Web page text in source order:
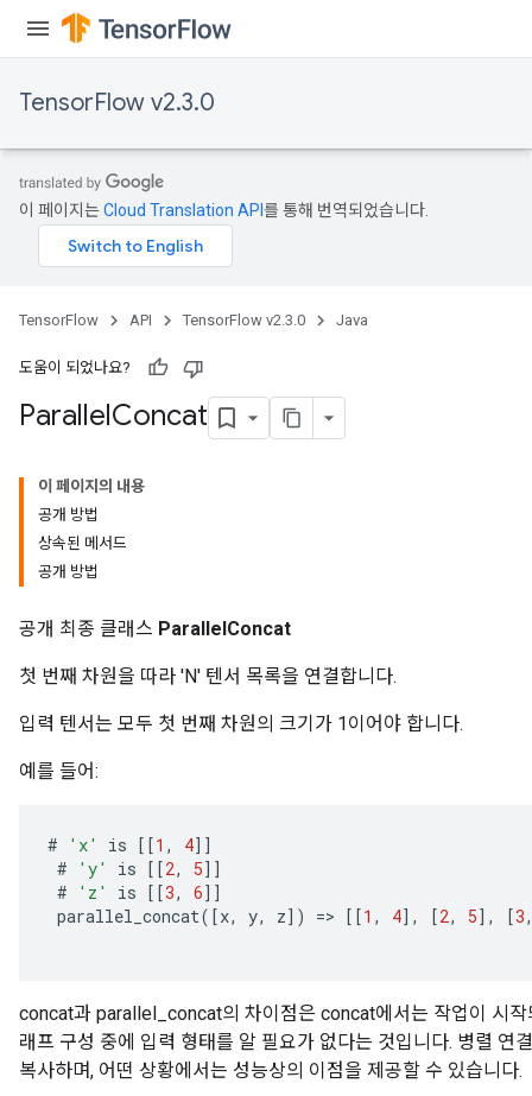
TensorFlow v2.3.0
이 페이지는Cloud Translation API 를 통해 번역되었습니다.
TensorFlow API TensorFlow v2.3.0 Java
도움이 되었나요?
ParallelConcat
이 페이지의 내용
공개 방법
상속된 메서드
공개 방법
공개 최종 클래스 ParallelConcat
첫 번째 차원을 따라 'N' 텐서 목록을 연결합니다.
입력 텐서는 모두 첫 번째 차원의 크기가 1이어야 합니다.
예를 들어:
# 'x' is [[1 , 4]]
#
'y' is [[2, 5]]
#
'z' is [[3, 6]]
parallel_concat( [x, y, z] ) => [[1 , 4] , [2, 5] , [3
concat과 parallel_concat의 차이점은 concat에서는 작업이 시
래프 구성 중에 입력 형태를 알 필요가 없다는 것입니다. 병렬 연
복사하며, 어떤 상황에서는 성능상의 이점을 제공할 수 있습니다.